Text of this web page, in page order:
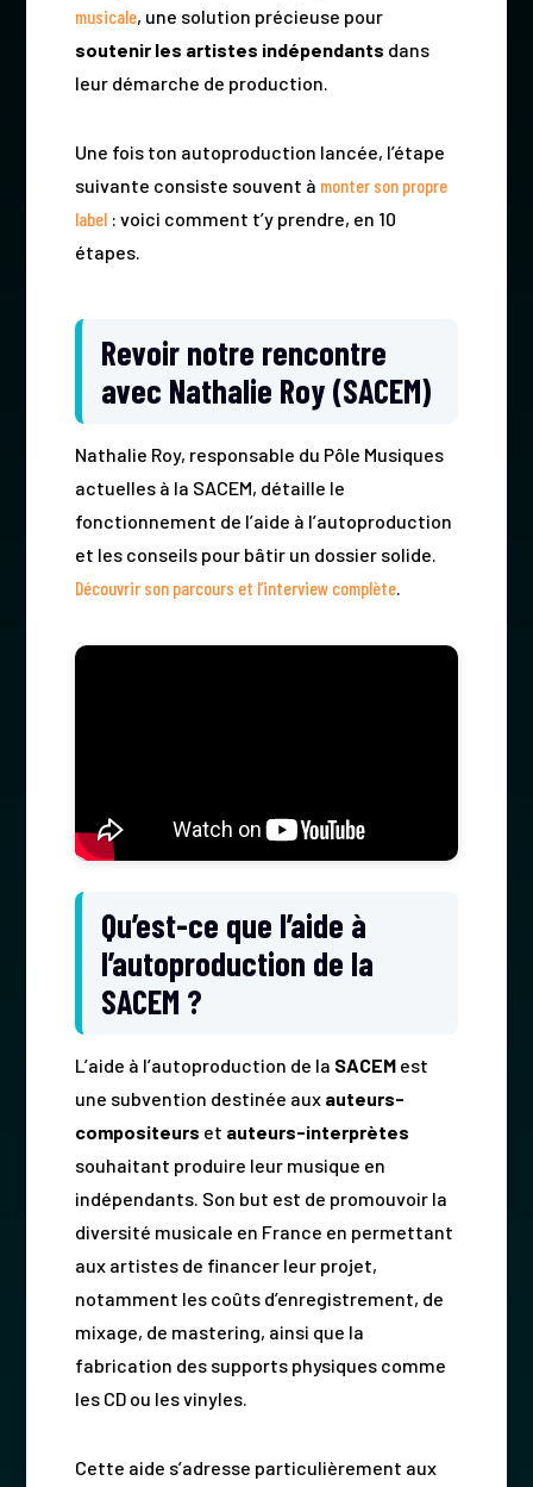
musicale, une solution précieuse pour
soutenir les artistes indépendants dans
leur démarche de production.
Une fois ton autoproduction lancée, l’étape
suivante consiste souvent à monter son propre
label: voici comment t’y prendre, en 10
étapes.
Revoir notre rencontre
avec Nathalie Roy (SACEM)
Nathalie Roy, responsable du Pôle Musiques
actuelles à la SACEM, détaille le
fonctionnement de l’aide à l’autoproduction
et les conseils pour bâtir un dossier solide.
Découvrir son parcours et l’interview complète.
Qu’est-ce que l’aide à
l’autoproduction de la
SACEM ?
L’aide à l’autoproduction de la SACEMest
une subvention destinée aux auteurs-
compositeurs et auteurs-interprètes
souhaitant produire leur musique en
indépendants. Son but est de promouvoir la
diversité musicale en France en permettant
aux artistes de financer leur projet,
notamment les coûts d’enregistrement, de
mixage, de mastering, ainsi que la
fabrication des supports physiques comme
les CD ou les vinyles.
Cette aide s’adresse particulièrement aux